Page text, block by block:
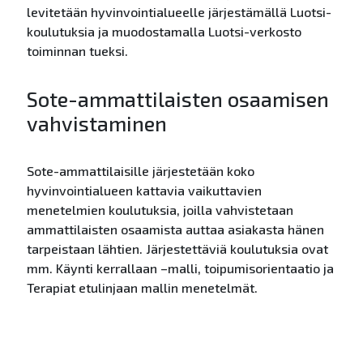
levitetään hyvinvointialueelle järjestämällä Luotsi-
koulutuksia ja muodostamalla Luotsi-verkosto
toiminnan tueksi.
Sote-ammattilaisten osaamisen
vahvistaminen
Sote-ammattilaisille järjestetään koko
hyvinvointialueen kattavia vaikuttavien
menetelmien koulutuksia, joilla vahvistetaan
ammattilaisten osaamista auttaa asiakasta hänen
tarpeistaan lähtien. Järjestettäviä koulutuksia ovat
mm. Käynti kerrallaan –malli, toipumisorientaatio ja
Terapiat etulinjaan mallin menetelmät.